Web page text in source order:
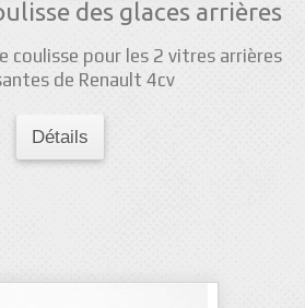
des glaces arrières
coulisse pour les 2 vitres arrières
de Renault 4cv
Détails